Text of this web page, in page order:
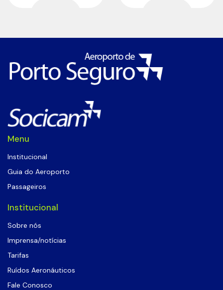
Menu
Institucional
Guia do Aeroporto
Passageiros
Institucional
Sobre nós
Imprensa/notícias
Tarifas
Ruídos Aeronáuticos
Fale Conosco